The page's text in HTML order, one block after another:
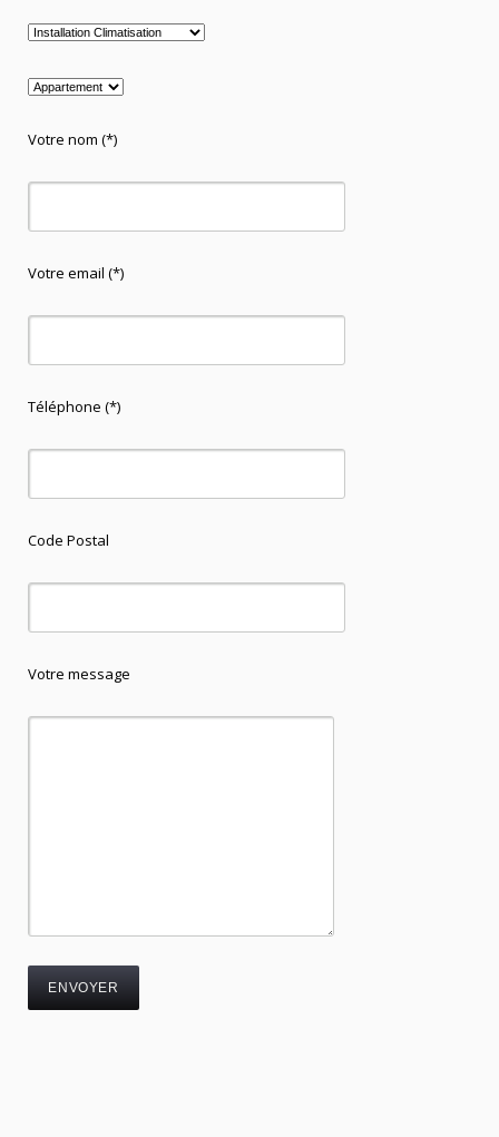
Votre nom (*)
Votre email (*)
Téléphone (*)
Code Postal
Votre message